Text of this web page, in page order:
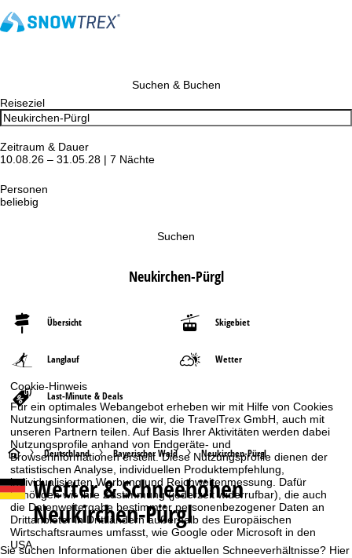
Cookie-Hinweis
Für ein optimales Webangebot erheben wir mit Hilfe von Cookies
Nutzungsinformationen, die wir, die TravelTrex GmbH, auch mit
unseren Partnern teilen. Auf Basis Ihrer Aktivitäten werden dabei
Nutzungsprofile anhand von Endgeräte- und
Browserinformationen erstellt. Diese Nutzungsprofile dienen der
statistischen Analyse, individuellen Produktempfehlung,
individualisierten Werbung und Reichweitenmessung. Dafür
benötigen wir Ihre Zustimmung (jederzeit widerrufbar), die auch
die Datenweitergabe bestimmter personenbezogener Daten an
Drittanbieter in Drittländern außerhalb des Europäischen
Wirtschaftsraumes umfasst, wie Google oder Microsoft in den
USA.
Suchen & Buchen
Reiseziel
Zeitraum & Dauer
10.08.26 – 31.05.28 | 7 Nächte
Personen
beliebig
Suchen
Neukirchen-Pürgl
Übersicht Skigebiet
Langlauf Wetter
Last-Minute & Deals
S
t
a
r
Deutschland Bayerischer Wald Neukirchen-Pürgl
Wetter & Schneehöhen
Neukirchen-Pürgl
Sie suchen Informationen über die aktuellen Schneeverhältnisse? Hier